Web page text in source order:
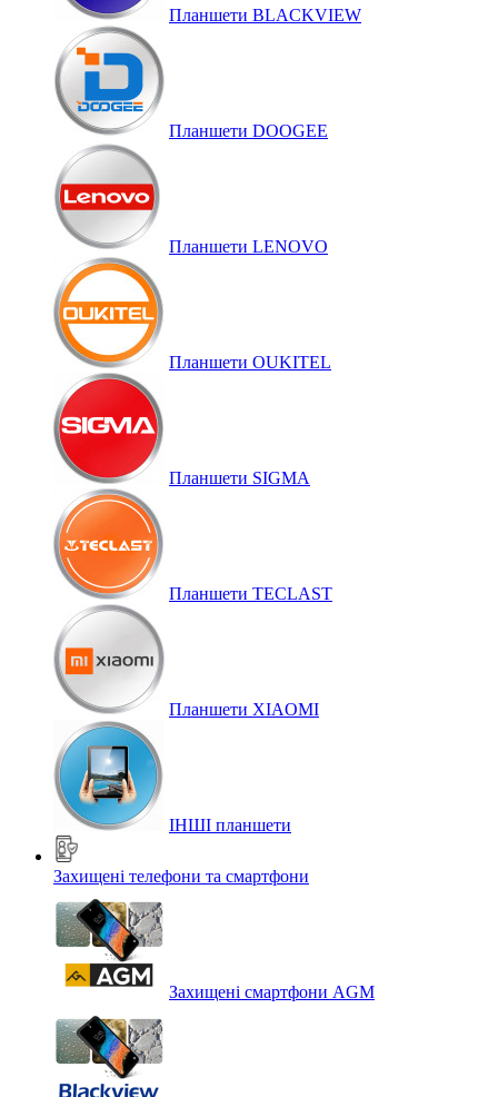
Планшети BLACKVIEW
Планшети DOOGEE
Планшети LENOVO
Планшети OUKITEL
Планшети SIGMA
Планшети TECLAST
Планшети XIAOMI
ІНШІ планшети
Захищені телефони та смартфони
Захищені смартфони AGM